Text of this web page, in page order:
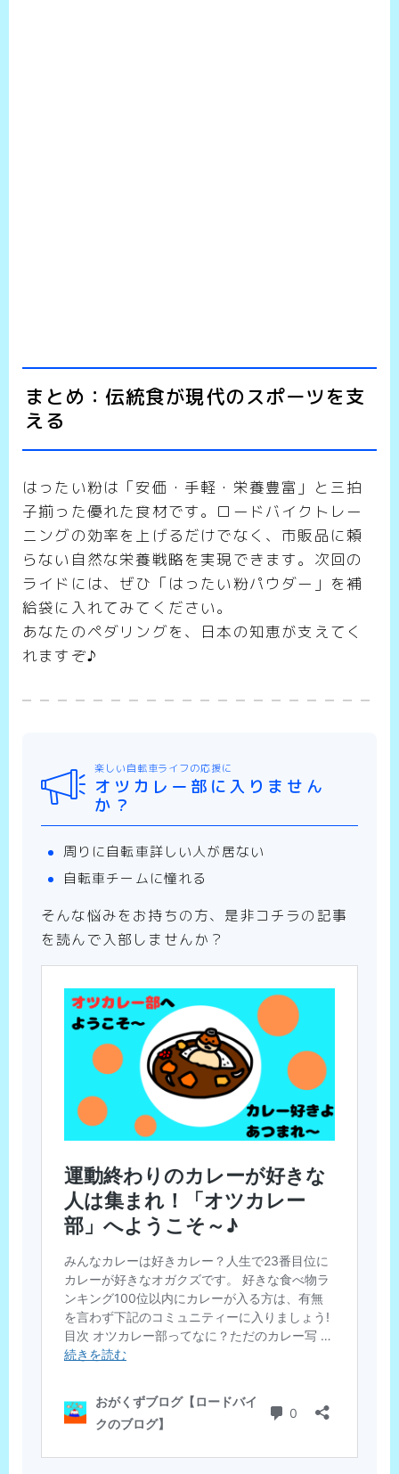
まとめ：伝統食が現代のスポーツを支
える
はったい粉は「安価・手軽・栄養豊富」と三拍
子揃った優れた食材です。ロードバイクトレー
ニングの効率を上げるだけでなく、市販品に頼
らない自然な栄養戦略を実現できます。次回の
ライドには、ぜひ「はったい粉パウダー」を補
給袋に入れてみてください。
あなたのペダリングを、日本の知恵が支えてく
れますぞ♪
楽しい自転車ライフの応援に
オツカレー部に入りません
か？
周りに自転車詳しい人が居ない
自転車チームに憧れる
そんな悩みをお持ちの方、是非コチラの記事
を読んで入部しませんか？